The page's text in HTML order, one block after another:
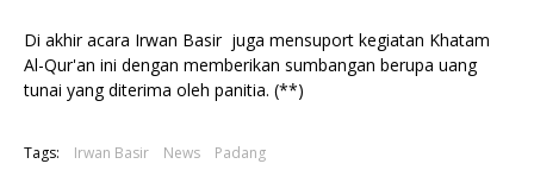
Di akhir acara Irwan Basir juga mensuport kegiatan Khatam
Al-Qur'an ini dengan memberikan sumbangan berupa uang
tunai yang diterima oleh panitia. (**)
Tags: Irwan Basir News Padang